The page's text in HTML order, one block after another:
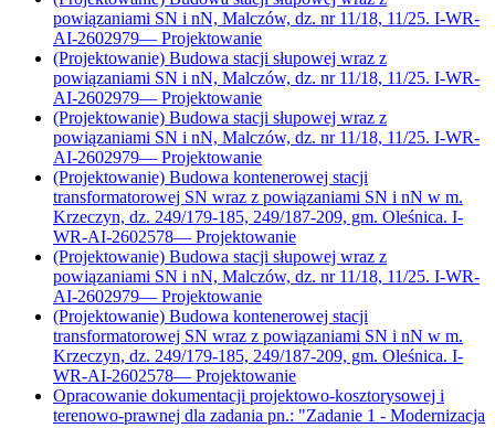
powiązaniami SN i nN, Malczów, dz. nr 11/18, 11/25. I-WR-
AI-2602979— Projektowanie
(Projektowanie) Budowa stacji słupowej wraz z
powiązaniami SN i nN, Malczów, dz. nr 11/18, 11/25. I-WR-
AI-2602979— Projektowanie
(Projektowanie) Budowa stacji słupowej wraz z
powiązaniami SN i nN, Malczów, dz. nr 11/18, 11/25. I-WR-
AI-2602979— Projektowanie
(Projektowanie) Budowa kontenerowej stacji
transformatorowej SN wraz z powiązaniami SN i nN w m.
Krzeczyn, dz. 249/179-185, 249/187-209, gm. Oleśnica. I-
WR-AI-2602578— Projektowanie
(Projektowanie) Budowa stacji słupowej wraz z
powiązaniami SN i nN, Malczów, dz. nr 11/18, 11/25. I-WR-
AI-2602979— Projektowanie
(Projektowanie) Budowa kontenerowej stacji
transformatorowej SN wraz z powiązaniami SN i nN w m.
Krzeczyn, dz. 249/179-185, 249/187-209, gm. Oleśnica. I-
WR-AI-2602578— Projektowanie
Opracowanie dokumentacji projektowo-kosztorysowej i
terenowo-prawnej dla zadania pn.: "Zadanie 1 - Modernizacja